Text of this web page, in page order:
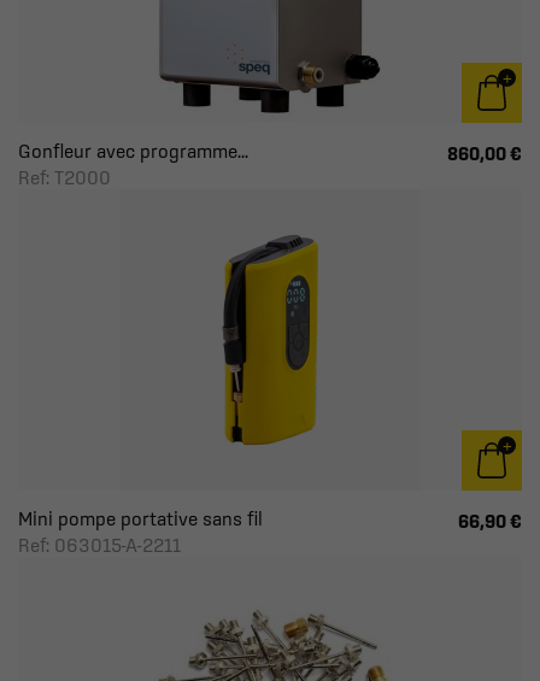
Gonfleur avec programme...
Ref: T2000
860,00 €
Mini pompe portative sans fil
Ref: 063015-A-2211
66,90 €